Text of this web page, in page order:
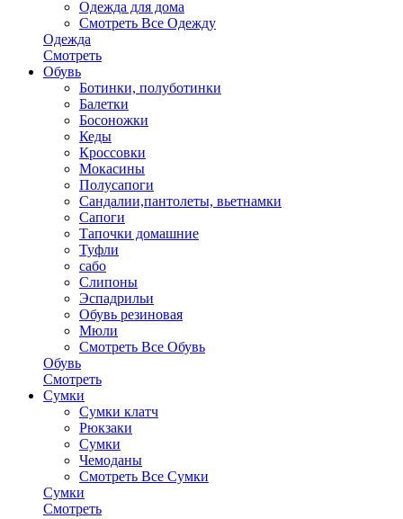
Одежда для дома
Смотреть Все Одежду
Одежда
Смотреть
Обувь
Ботинки, полуботинки
Балетки
Босоножки
Кеды
Кроссовки
Мокасины
Полусапоги
Сандалии,пантолеты, вьетнамки
Сапоги
Тапочки домашние
Туфли
сабо
Слипоны
Эспадрильи
Обувь резиновая
Мюли
Смотреть Все Обувь
Обувь
Смотреть
Сумки
Сумки клатч
Рюкзаки
Сумки
Чемоданы
Смотреть Все Сумки
Сумки
Смотреть